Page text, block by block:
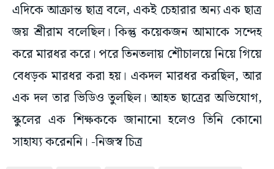
এদিকে আক্রান্ত ছাত্র বলে, একই চেহারার অন্য এক ছাত্র
জয় শ্রীরাম বলেছিল। কিন্তু কয়েকজন আমাকে সন্দেহ
করে মারধর করে। পরে তিনতলায় শৌচালয়ে নিয়ে গিয়ে
বেধড়ক মারধর করা হয়। একদল মারধর করছিল, আর
এক দল তার ভিডিও তুলছিল। আহত ছাত্রের অভিযোগ,
স্কুলের এক শিক্ষককে জানানো হলেও তিনি কোনো
সাহায্য করেননি। -নিজস্ব চিত্র